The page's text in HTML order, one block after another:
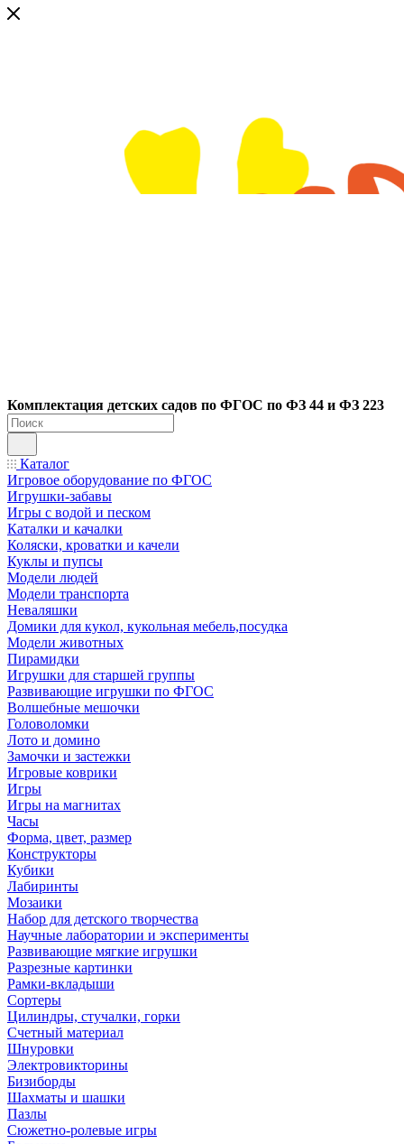
Комплектация детских садов по ФГОC по ФЗ 44 и ФЗ 223
Каталог
Игровое оборудование по ФГОС
Игрушки-забавы
Игры с водой и песком
Каталки и качалки
Коляски, кроватки и качели
Куклы и пупсы
Модели людей
Модели транспорта
Неваляшки
Домики для кукол, кукольная мебель,посудка
Модели животных
Пирамидки
Игрушки для старшей группы
Развивающие игрушки по ФГОС
Волшебные мешочки
Головоломки
Лото и домино
Замочки и застежки
Игровые коврики
Игры
Игры на магнитах
Часы
Форма, цвет, размер
Конструкторы
Кубики
Лабиринты
Мозаики
Набор для детского творчества
Научные лаборатории и эксперименты
Развивающие мягкие игрушки
Разрезные картинки
Рамки-вкладыши
Сортеры
Цилиндры, стучалки, горки
Счетный материал
Шнуровки
Электровикторины
Бизиборды
Шахматы и шашки
Пазлы
Сюжетно-ролевые игры